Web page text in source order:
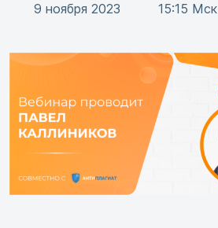
9 ноября 2023 15:15 Мск